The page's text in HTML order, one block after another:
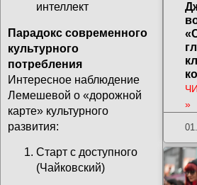
интеллект
Парадокс современного
культурного
потребления
Интересное наблюдение
Лемешевой о «дорожной
карте» культурного
развития:
Старт с доступного
(Чайковский)
»